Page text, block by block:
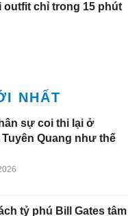
outfit chỉ trong 15 phút
NHẤT
sự coi thi lại ở
Quang như thế
tỷ phú Bill Gates tâm